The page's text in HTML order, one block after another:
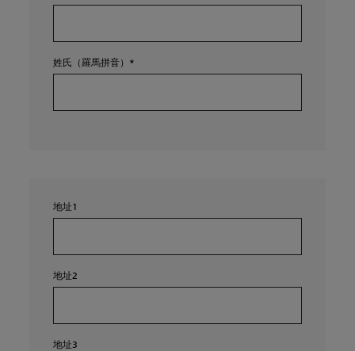
姓氏（羅馬拼音）
地址1
地址2
地址3